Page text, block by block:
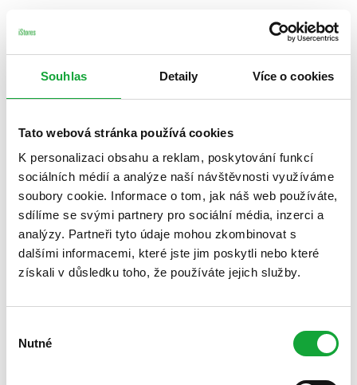
Souhlas Detaily Více o cookies
Tato webová stránka používá cookies
K personalizaci obsahu a reklam, poskytování funkcí
sociálních médií a analýze naší návštěvnosti využíváme
soubory cookie. Informace o tom, jak náš web používáte,
sdílíme se svými partnery pro sociální média, inzerci a
analýzy. Partneři tyto údaje mohou zkombinovat s
dalšími informacemi, které jste jim poskytli nebo které
získali v důsledku toho, že používáte jejich služby.
souhlasu
Nutné